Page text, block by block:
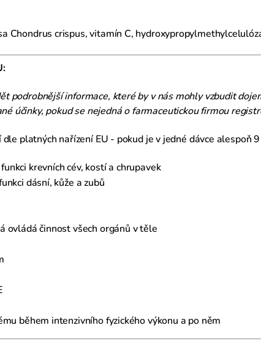
Chondrus crispus, vitamín C,
podrobnější informace, které by v nás mohly vzbudit
účinky, pokud se nejedná o farmaceutickou firmou
platných nařízení EU - pokud je v jedné dávce alespoň
krevních cév, kostí a chrupavek
dásní, kůže a zubů
ovládá činnost všech orgánů v těle
během intenzivního fyzického výkonu a po něm